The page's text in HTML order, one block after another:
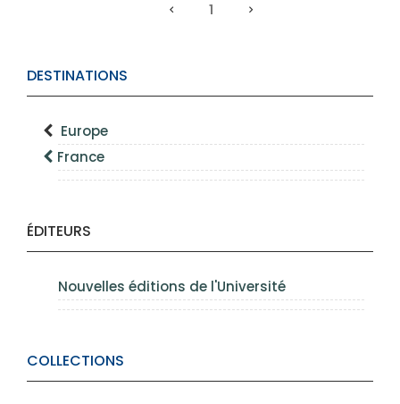
DESTINATIONS
Europe
France
ÉDITEURS
Nouvelles éditions de l'Université
COLLECTIONS
1